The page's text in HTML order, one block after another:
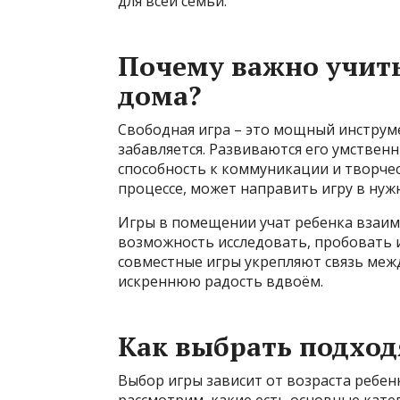
Почему важно
дома?
Свободная игра – это мощный
забавляется. Развиваются его
способность к коммуникации и
процессе, может направить игру в
Игры в помещении учат ребенка
возможность исследовать, пробовать
совместные игры укрепляют связь
искреннюю радость вдвоём.
Как выбрать
Выбор игры зависит от возраста